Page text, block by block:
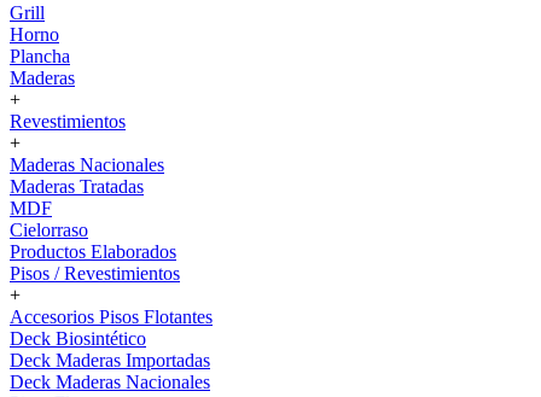
Grill
Horno
Plancha
Maderas
+
Revestimientos
+
Maderas Nacionales
Maderas Tratadas
MDF
Cielorraso
Productos Elaborados
Pisos / Revestimientos
+
Accesorios Pisos Flotantes
Deck Biosintético
Deck Maderas Importadas
Deck Maderas Nacionales